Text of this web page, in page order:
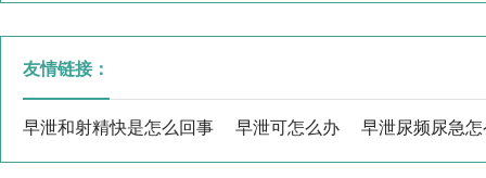
友情链接：
早泄和射精快是怎么回事 早泄可怎么办 早泄尿频尿急